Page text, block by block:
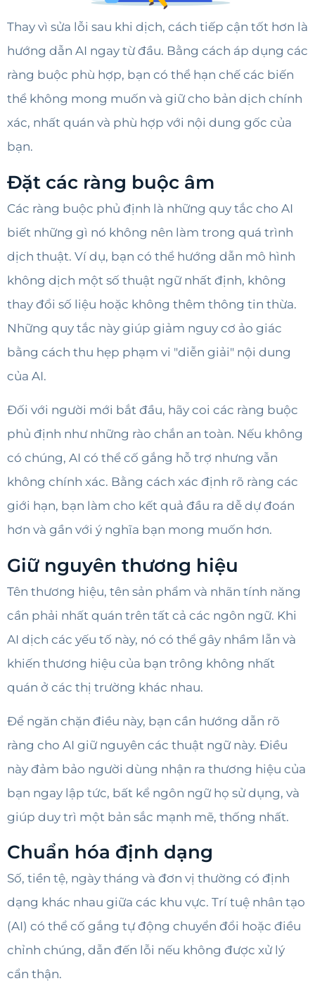
Thay vì sửa lỗi sau khi dịch, cách tiếp cận tốt hơn là
hướng dẫn AI ngay từ đầu. Bằng cách áp dụng các
ràng buộc phù hợp, bạn có thể hạn chế các biến
thể không mong muốn và giữ cho bản dịch chính
xác, nhất quán và phù hợp với nội dung gốc của
bạn.
Đặt các ràng buộc âm
Các ràng buộc phủ định là những quy tắc cho AI
biết những gì nó không nên làm trong quá trình
dịch thuật. Ví dụ, bạn có thể hướng dẫn mô hình
không dịch một số thuật ngữ nhất định, không
thay đổi số liệu hoặc không thêm thông tin thừa.
Những quy tắc này giúp giảm nguy cơ ảo giác
bằng cách thu hẹp phạm vi "diễn giải" nội dung
của AI.
Đối với người mới bắt đầu, hãy coi các ràng buộc
phủ định như những rào chắn an toàn. Nếu không
có chúng, AI có thể cố gắng hỗ trợ nhưng vẫn
không chính xác. Bằng cách xác định rõ ràng các
giới hạn, bạn làm cho kết quả đầu ra dễ dự đoán
hơn và gần với ý nghĩa bạn mong muốn hơn.
Giữ nguyên thương hiệu
Tên thương hiệu, tên sản phẩm và nhãn tính năng
cần phải nhất quán trên tất cả các ngôn ngữ. Khi
AI dịch các yếu tố này, nó có thể gây nhầm lẫn và
khiến thương hiệu của bạn trông không nhất
quán ở các thị trường khác nhau.
Để ngăn chặn điều này, bạn cần hướng dẫn rõ
ràng cho AI giữ nguyên các thuật ngữ này. Điều
này đảm bảo người dùng nhận ra thương hiệu của
bạn ngay lập tức, bất kể ngôn ngữ họ sử dụng, và
giúp duy trì một bản sắc mạnh mẽ, thống nhất.
Chuẩn hóa định dạng
Số, tiền tệ, ngày tháng và đơn vị thường có định
dạng khác nhau giữa các khu vực. Trí tuệ nhân tạo
(AI) có thể cố gắng tự động chuyển đổi hoặc điều
chỉnh chúng, dẫn đến lỗi nếu không được xử lý
cẩn thận.